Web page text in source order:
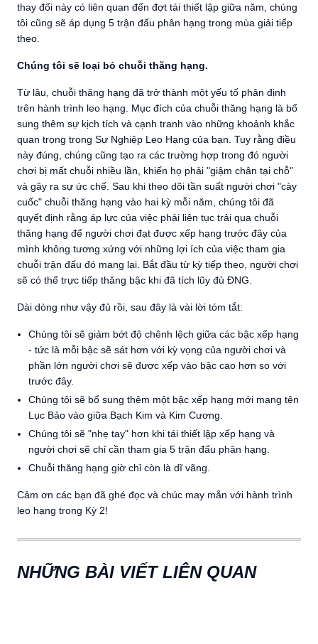
thay đổi này có liên quan đến đợt tái thiết lập giữa năm, chúng
tôi cũng sẽ áp dụng 5 trận đấu phân hạng trong mùa giải tiếp
theo.
Chúng tôi sẽ loại bỏ chuỗi thăng hạng.
Từ lâu, chuỗi thăng hạng đã trở thành một yếu tố phân định
trên hành trình leo hạng. Mục đích của chuỗi thăng hạng là bổ
sung thêm sự kịch tích và cạnh tranh vào những khoảnh khắc
quan trọng trong Sự Nghiệp Leo Hạng của bạn. Tuy rằng điều
này đúng, chúng cũng tạo ra các trường hợp trong đó người
chơi bị mất chuỗi nhiều lần, khiến họ phải "giậm chân tại chỗ"
và gây ra sự ức chế. Sau khi theo dõi tần suất người chơi "cày
cuốc" chuỗi thăng hạng vào hai kỳ mỗi năm, chúng tôi đã
quyết định rằng áp lực của việc phải liên tục trải qua chuỗi
thăng hạng để người chơi đạt được xếp hạng trước đây của
mình không tương xứng với những lợi ích của việc tham gia
chuỗi trận đấu đó mang lại. Bắt đầu từ kỳ tiếp theo, người chơi
sẽ có thể trực tiếp thăng bậc khi đã tích lũy đủ ĐNG.
Dài dòng như vậy đủ rồi, sau đây là vài lời tóm tắt:
Chúng tôi sẽ giảm bớt độ chênh lệch giữa các bậc xếp hạng
- tức là mỗi bậc sẽ sát hơn với kỳ vọng của người chơi và
phần lớn người chơi sẽ được xếp vào bậc cao hơn so với
trước đây.
Chúng tôi sẽ bổ sung thêm một bậc xếp hạng mới mang tên
Lục Bảo vào giữa Bạch Kim và Kim Cương.
Chúng tôi sẽ "nhẹ tay" hơn khi tái thiết lập xếp hạng và
người chơi sẽ chỉ cần tham gia 5 trận đấu phân hạng.
Chuỗi thăng hạng giờ chỉ còn là dĩ vãng.
Cảm ơn các bạn đã ghé đọc và chúc may mắn với hành trình
leo hạng trong Kỳ 2!
NHỮNG BÀI VIẾT LIÊN QUAN